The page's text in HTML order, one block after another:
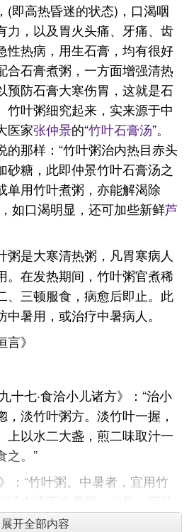
(即高热昏迷的状态)，口渴咽
力，以及胃火头痛、牙痛、齿
性热病，用生石膏，均有很好
合石膏煮粥，一方面增强清热
预防石膏大寒伤胃，这就是石
竹叶粥细究起来，实来源于中
医家张仲景的“竹叶石膏汤”。
的那样：“竹叶粥治内热目赤头
砂糖，此即仲景竹叶石膏汤之
单用竹叶煮粥，亦能解渴除
如口渴明显，还可加些新鲜芦
粥是大寒清热粥，凡胃寒病人
。在发热期间，竹叶粥官煮稀
、三顿服食，病愈后即止。此
暑用，或治疗中暑病人。
言》
十七·食洽小儿诸方》：“治小
，淡竹叶粥方。淡竹叶一握，
上以水二大盏，煎二味取汁一
之。”
：“竹叶粥。中暑者，宜用竹
愈。”
开全部内容